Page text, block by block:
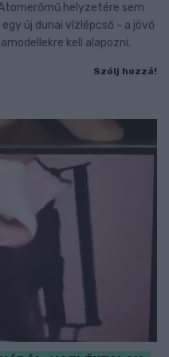
helyzetére sem
új dunai vízlépcső - a jövő
kell alapozni.
Szólj hozzá!